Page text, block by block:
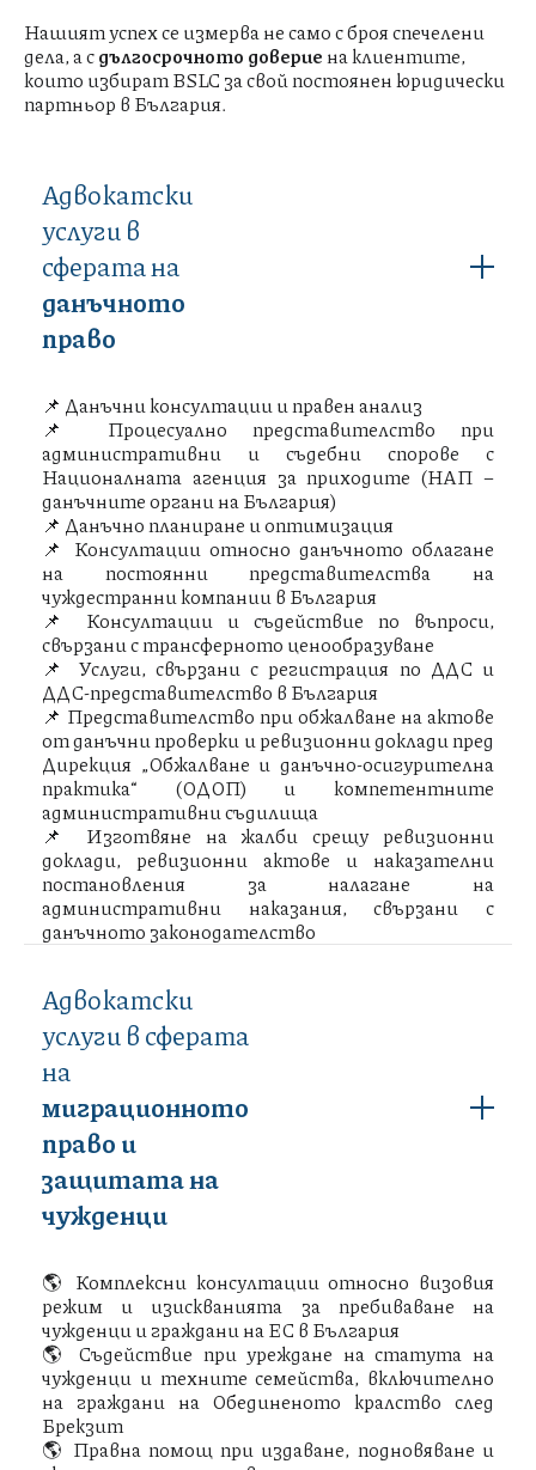
Нашият успех се измерва не само с броя спечелени
дела, а сдългосрочното довериена клиентите,
които избират BSLC за свой постоянен юридически
партньор в България.
Адвокатски
услуги в
сферата на
данъчното
право
📌 Данъчни консултации и правен анализ
📌 Процесуално представителство при
административни и съдебни спорове с
Националната агенция за приходите (НАП –
данъчните органи на България)
📌 Данъчно планиране и оптимизация
📌 Консултации относно данъчното облагане
на постоянни представителства на
чуждестранни компании в България
📌 Консултации и съдействие по въпроси,
свързани с трансферното ценообразуване
📌 Услуги, свързани с регистрация по ДДС и
ДДС-представителство в България
📌 Представителство при обжалване на актове
от данъчни проверки и ревизионни доклади пред
Дирекция „Обжалване и данъчно-осигурителна
практика“ (ОДОП) и компетентните
административни съдилища
📌 Изготвяне на жалби срещу ревизионни
доклади, ревизионни актове и наказателни
постановления за налагане на
административни наказания, свързани с
данъчното законодателство
Адвокатски
услуги в сферата
на
миграционното
право и
защитата на
чужденци
🌎 Комплексни консултации относно визовия
режим и изискванията за пребиваване на
чужденци и граждани на ЕС в България
🌎 Съдействие при уреждане на статута на
чужденци и техните семейства, включително
на граждани на Обединеното кралство след
Брекзит
🌎 Правна помощ при издаване, подновяване и